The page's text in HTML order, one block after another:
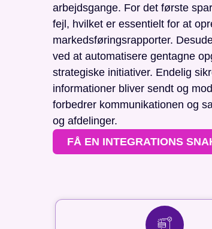
arbejdsgange. For det første
fejl, hvilket er essentielt for at
markedsføringsrapporter.
ved at automatisere gentagne
strategiske initiativer. Endelig
informationer bliver sendt og
forbedrer kommunikationen og
og afdelinger.
FÅ EN INTEGRATIONS